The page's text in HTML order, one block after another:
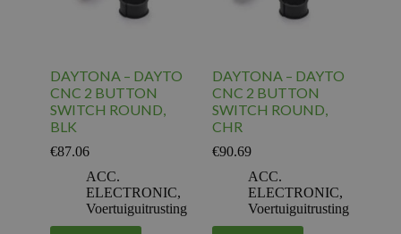
DAYTONA – DAYTO
CNC 2 BUTTON
SWITCH ROUND,
BLK
€87.06
ACC.
ELECTRONIC,
Voertuiguitrusting
DAYTONA – DAYTO
CNC 2 BUTTON
SWITCH ROUND,
CHR
€90.69
ACC.
ELECTRONIC,
Voertuiguitrusting